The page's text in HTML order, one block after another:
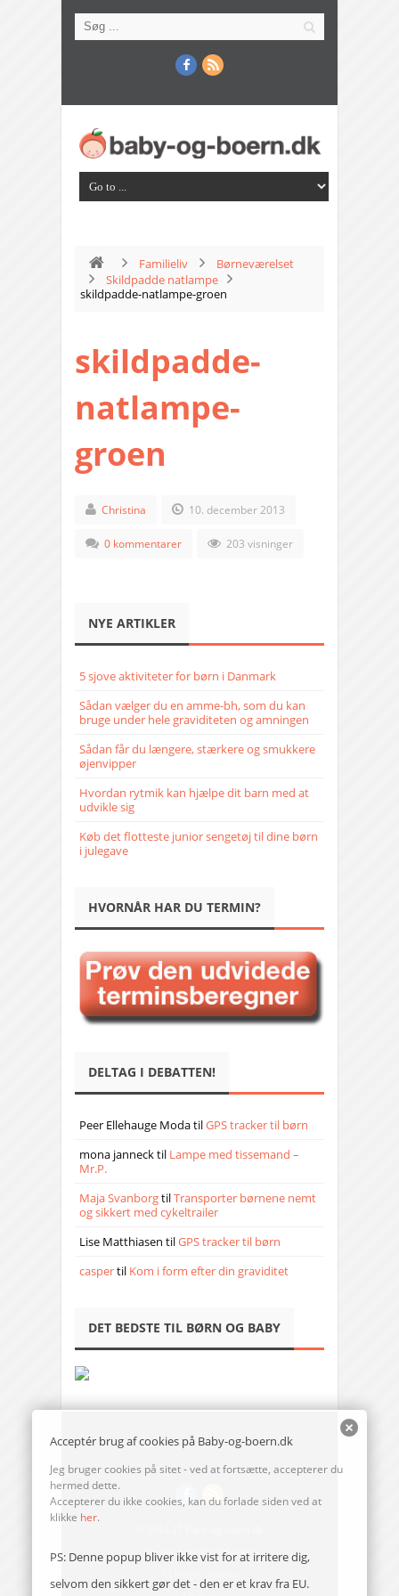
Familieliv
Børneværelset
Skildpadde natlampe
skildpadde-natlampe-groen
skildpadde-
natlampe-
groen
Christina 10. december 2013
0 kommentarer 203 visninger
NYE ARTIKLER
5 sjove aktiviteter for børn i Danmark
Sådan vælger du en amme-bh, som du kan
bruge under hele graviditeten og amningen
Sådan får du længere, stærkere og smukkere
øjenvipper
Hvordan rytmik kan hjælpe dit barn med at
udvikle sig
Køb det flotteste junior sengetøj til dine børn
i julegave
HVORNÅR HAR DU TERMIN?
DELTAG I DEBATTEN!
Peer Ellehauge ModatilGPS tracker til børn
mona jannecktil Lampe med tissemand –
Mr.P.
Maja SvanborgtilTransporter børnene nemt
og sikkert med cykeltrailer
Lise Matthiasen tilGPS tracker til børn
caspertil Kom i form efter din graviditet
DET BEDSTE TIL BØRN OG BABY
Send en mail til redaktionen
Acceptér brug af cookies på Baby-og-boern.dk
Jeg bruger cookies på sitet - ved at fortsætte, accepterer du
hermed dette.
Accepterer du ikke cookies, kan du forlade siden ved at
klikke her.
PS: Denne popup bliver ikke vist for at irritere dig,
selvom den sikkert gør det - den er et krav fra EU.